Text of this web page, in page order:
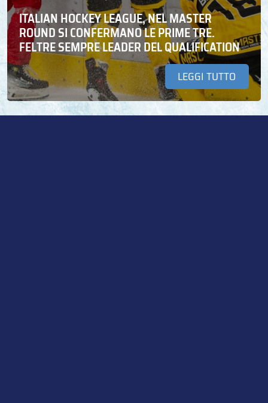
ITALIAN HOCKEY LEAGUE, NEL MASTER
ROUND SI CONFERMANO LE PRIME TRE.
FELTRE SEMPRE LEADER DEL QUALIFICATION
LEGGI TUTTO